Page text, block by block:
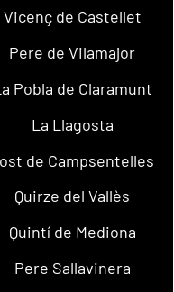
Vicenç de Castellet
Pere de Vilamajor
Pobla de Claramunt
La Llagosta
de Campsentelles
Quirze del Vallès
Quintí de Mediona
Pere Sallavinera